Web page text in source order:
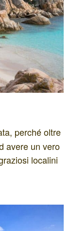
perché oltre
avere un vero
localini